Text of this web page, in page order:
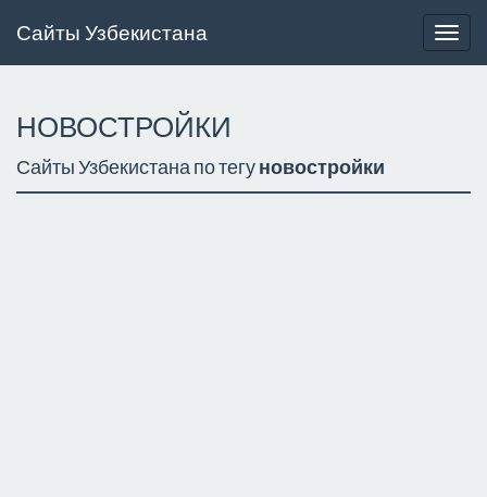
Сайты Узбекистана
НОВОСТРОЙКИ
Сайты Узбекистана по тегуновостройки